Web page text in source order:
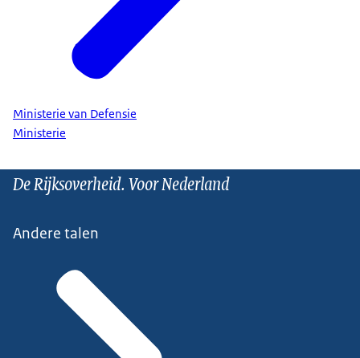
Ministerie van Defensie
Ministerie
De Rijksoverheid. Voor Nederland
Andere talen